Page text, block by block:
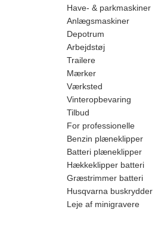
Have- & parkmaskiner
Anlægsmaskiner
Depotrum
Arbejdstøj
Trailere
Mærker
Værksted
Vinteropbevaring
Tilbud
For professionelle
Benzin plæneklipper
Batteri plæneklipper
Hækkeklipper batteri
Græstrimmer batteri
Husqvarna buskrydder
Leje af minigravere